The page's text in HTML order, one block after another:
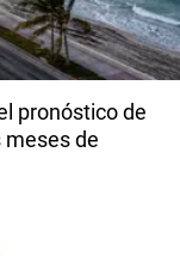
pronóstico de
meses de